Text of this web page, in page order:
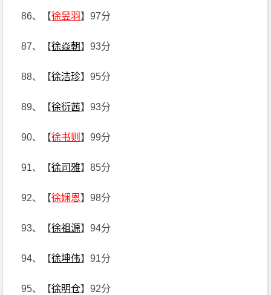
86、【徐昱羽】97分
87、【徐焱朝】93分
88、【徐洁珍】95分
89、【徐衍茜】93分
90、【徐书则 】99分
91、【徐司雅】85分
92、【徐娴恩】98分
93、【徐祖源】94分
94、【徐坤伟】91分
95、【徐明仓】92分